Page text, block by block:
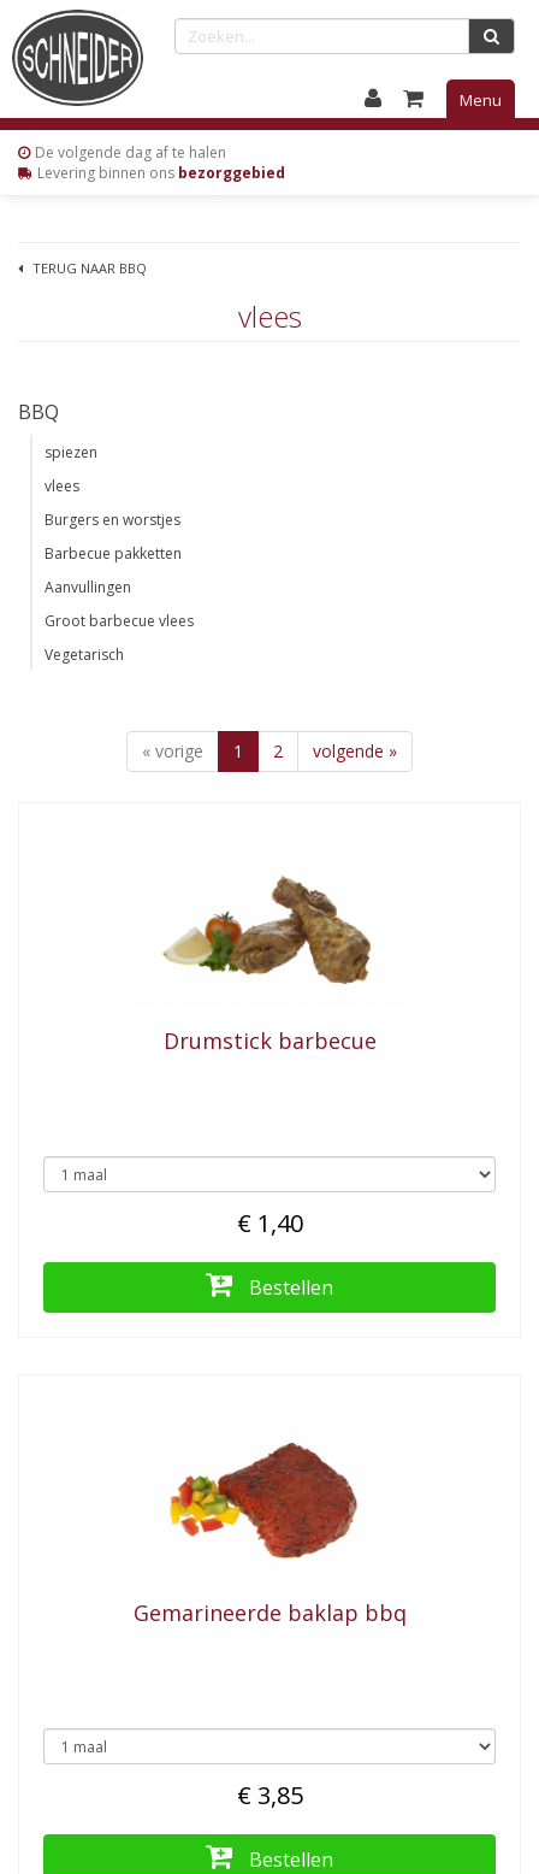
De volgende dag af te halen
Levering binnen ons bezorggebied
Menu
TERUG NAAR BBQ
vlees
BBQ
spiezen
vlees
Burgers en worstjes
Barbecue pakketten
Aanvullingen
Groot barbecue vlees
Vegetarisch
« vorige 1 2 volgende »
Drumstick barbecue
€ 1,40
Bestellen
Gemarineerde baklap bbq
€ 3,85
Bestellen